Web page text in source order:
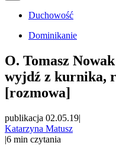
Duchowość
Dominikanie
O. Tomasz
wyjdź z kurnika,
[rozmowa]
publikacja 02.05.19|
Katarzyna Matusz
|6 min czytania